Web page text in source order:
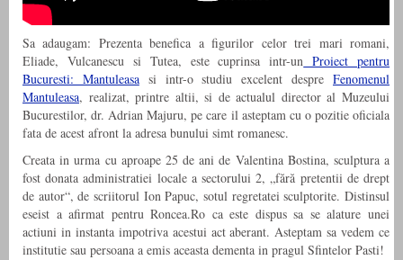
Sa adaugam: Prezenta benefica a figurilor celor trei mari romani,
Eliade, Vulcanescu si Tutea, este cuprinsa intr-un Proiect pentru
Bucuresti: Mantuleasasi intr-o studiu excelent despreFenomenul
Mantuleasa, realizat, printre altii, si de actualul director al Muzeului
Bucurestilor, dr. Adrian Majuru, pe care il asteptam cu o pozitie oficiala
fata de acest afront la adresa bunului simt romanesc.
Creata in urma cu aproape 25 de ani de Valentina Bostina, sculptura a
fost donata administratiei locale a sectorului 2, „fără pretentii de drept
de autor“, de scriitorul Ion Papuc, sotul regretatei sculptorite. Distinsul
eseist a afirmat pentru Roncea.Ro ca este dispus sa se alature unei
actiuni in instanta impotriva acestui act aberant. Asteptam sa vedem ce
institutie sau persoana a emis aceasta dementa in pragul Sfintelor Pasti!